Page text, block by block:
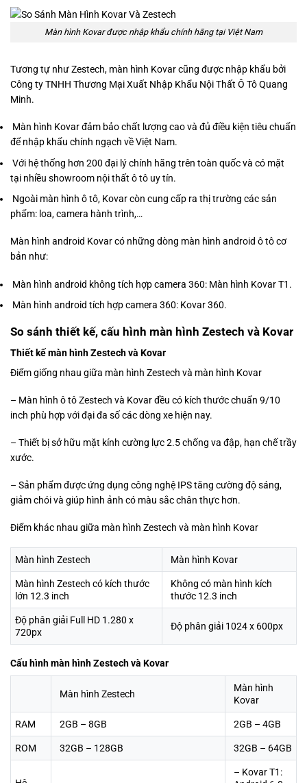
Màn hình Kovar được nhập khẩu chính hãng tại Việt Nam
Tương tự như Zestech, màn hình Kovar cũng được nhập khẩu bởi
Công ty TNHH Thương Mại Xuất Nhập Khẩu Nội Thất Ô Tô Quang
Minh.
Màn hình Kovar đảm bảo chất lượng cao và đủ điều kiện tiêu chuẩn
để nhập khẩu chính ngạch về Việt Nam.
Với hệ thống hơn 200 đại lý chính hãng trên toàn quốc và có mặt
tại nhiều showroom nội thất ô tô uy tín.
Ngoài màn hình ô tô, Kovar còn cung cấp ra thị trường các sản
phẩm: loa, camera hành trình,…
Màn hình android Kovar có những dòng màn hình android ô tô cơ
bản như:
Màn hình android không tích hợp camera 360: Màn hình Kovar T1.
Màn hình android tích hợp camera 360: Kovar 360.
So sánh thiết kế, cấu hình màn hình Zestech và Kovar
Thiết kế màn hình Zestech và Kovar
Điểm giống nhau giữa màn hình Zestech và màn hình Kovar
– Màn hình ô tô Zestech và Kovar đều có kích thước chuẩn 9/10
inch phù hợp với đại đa số các dòng xe hiện nay.
– Thiết bị sở hữu mặt kính cường lực 2.5 chống va đập, hạn chế trầy
xước.
– Sản phẩm được ứng dụng công nghệ IPS tăng cường độ sáng,
giảm chói và giúp hình ảnh có màu sắc chân thực hơn.
Điểm khác nhau giữa màn hình Zestech và màn hình Kovar
Màn hình Zestech Màn hình Kovar
Màn hình Zestech có kích thước
lớn 12.3 inch
Không có màn hình kích
thước 12.3 inch
Độ phân giải Full HD 1.280 x
720px
Độ phân giải 1024 x 600px
Cấu hình màn hình Zestech và Kovar
Màn hình Zestech
Màn hình
Kovar
RAM 2GB – 8GB 2GB – 4GB
ROM 32GB – 128GB 32GB – 64GB
– Kovar T1: